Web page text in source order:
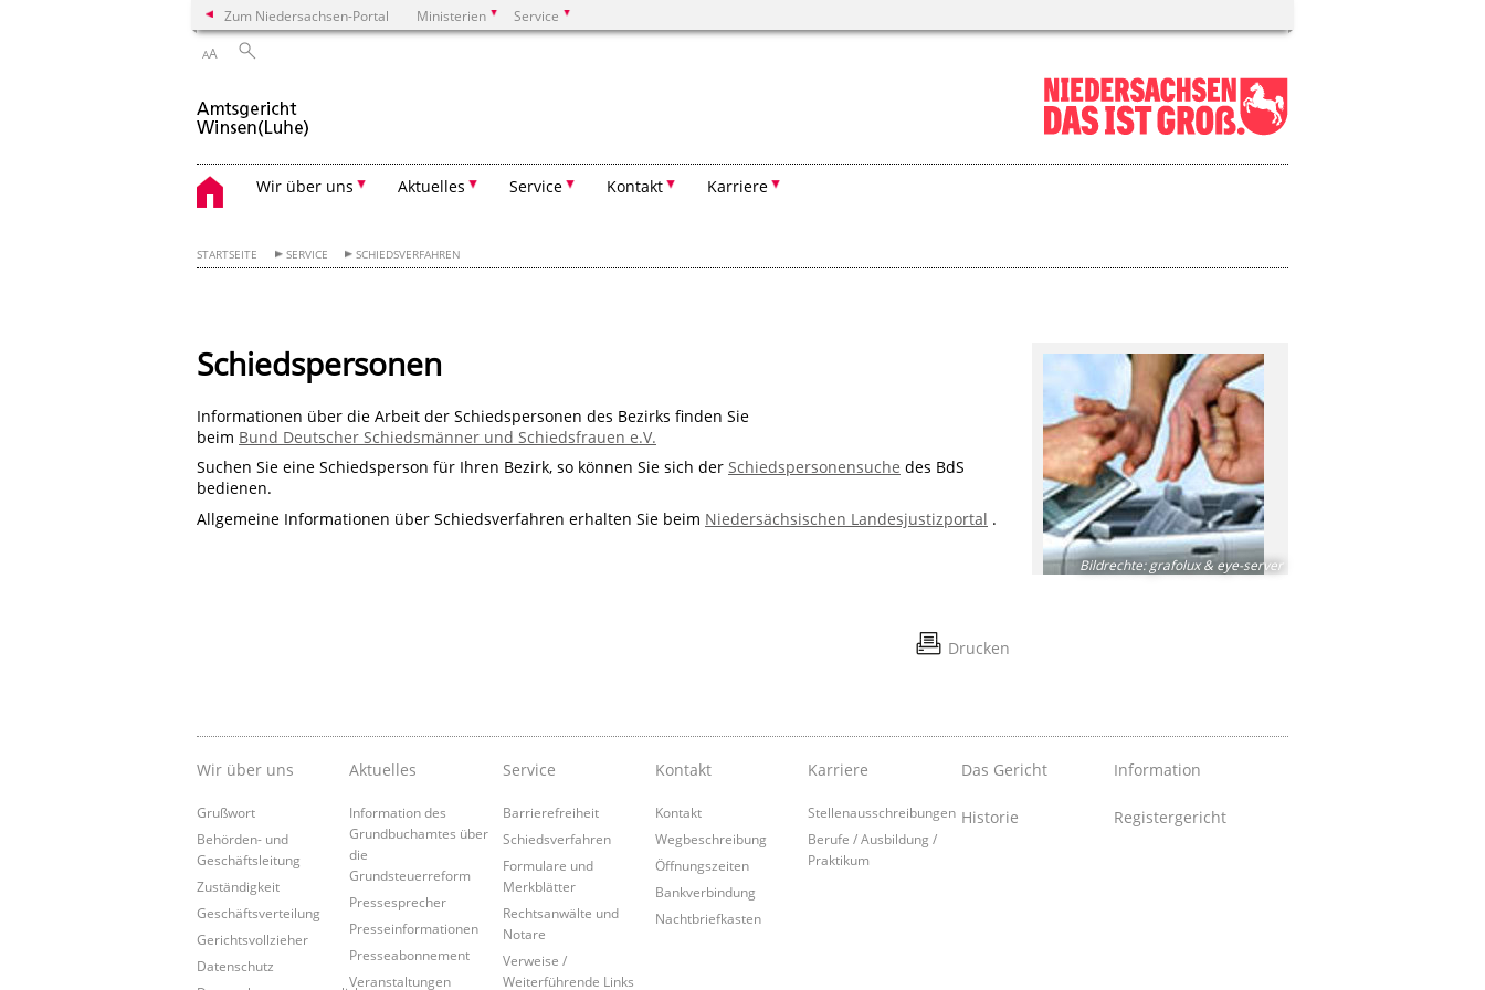
Zum Niedersachsen-Portal Ministerien Service
AA
Wir über uns Aktuelles Service Kontakt Karriere
STARTSEITE SERVICE SCHIEDSVERFAHREN
Schiedspersonen
Informationen über die Arbeit der Schiedspersonen des Bezirks finden Sie
beim Bund Deutscher Schiedsmänner und Schiedsfrauen e.V.
Suchen Sie eine Schiedsperson für Ihren Bezirk, so können Sie sich der Schiedspersonensuche des BdS
bedienen.
Allgemeine Informationen über Schiedsverfahren erhalten Sie beim Niedersächsischen Landesjustizportal .
Drucken
Bildrechte:grafolux & eye-server
Wir über uns
Grußwort
Behörden- und
Geschäftsleitung
Zuständigkeit
Geschäftsverteilung
Gerichtsvollzieher
Datenschutz
Aktuelles
Information des
Grundbuchamtes über
die
Grundsteuerreform
Pressesprecher
Presseinformationen
Presseabonnement
Veranstaltungen
Service
Barrierefreiheit
Schiedsverfahren
Formulare und
Merkblätter
Rechtsanwälte und
Notare
Verweise /
Weiterführende Links
Kontakt
Kontakt
Wegbeschreibung
Öffnungszeiten
Bankverbindung
Nachtbriefkasten
Karriere
Stellenausschreibungen
Berufe / Ausbildung /
Praktikum
Das Gericht Information
Historie Registergericht